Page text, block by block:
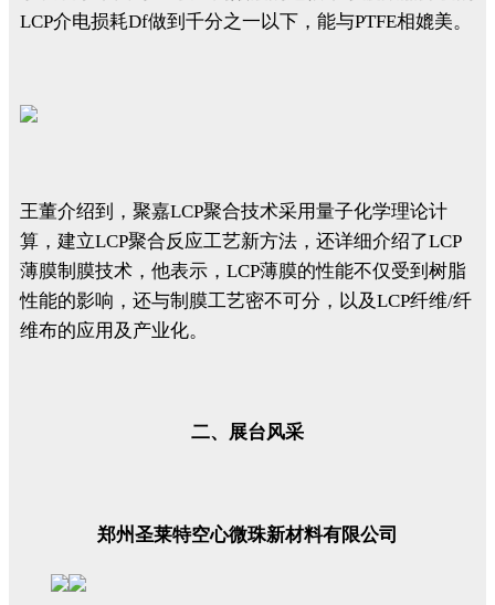
LCP介电损耗Df做到千分之一以下，能与PTFE相媲美。
王董介绍到，聚嘉LCP聚合技术采用量子化学理论计
算，建立LCP聚合反应工艺新方法，还详细介绍了LCP
薄膜制膜技术，他表示，LCP薄膜的性能不仅受到树脂
性能的影响，还与制膜工艺密不可分，以及LCP纤维/纤
维布的应用及产业化。
二、展台风采
郑州圣莱特空心微珠新材料有限公司